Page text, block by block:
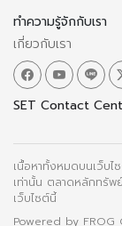
ทำความรู้จักกับเรา
เกี่ยวกับเรา
SET Contact
เนื้อหาทั้งหมดบนเว็บไ
เท่านั้น ตลาดหลักทรัพ
เว็บไซต์นี้
Powered by FROG